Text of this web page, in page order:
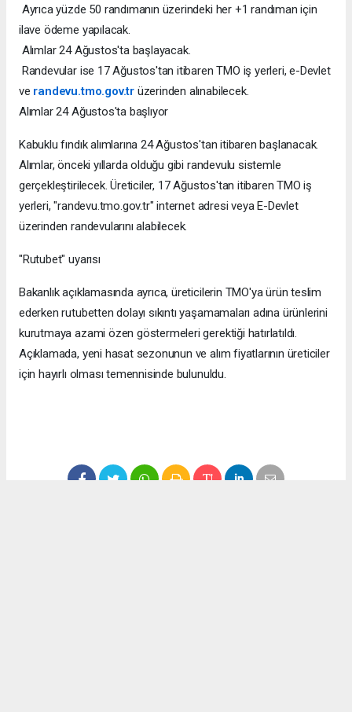
Ayrıca yüzde 50 randımanın üzerindeki her +1 randıman için
ilave ödeme yapılacak.
Alımlar 24 Ağustos'ta başlayacak.
Randevular ise 17 Ağustos'tan itibaren TMO iş yerleri, e-Devlet
ve randevu.tmo.gov.trüzerinden alınabilecek.
Alımlar 24 Ağustos'ta başlıyor
Kabuklu fındık alımlarına 24 Ağustos'tan itibaren başlanacak.
Alımlar, önceki yıllarda olduğu gibi randevulu sistemle
gerçekleştirilecek. Üreticiler, 17 Ağustos'tan itibaren TMO iş
yerleri, "randevu.tmo.gov.tr" internet adresi veya E-Devlet
üzerinden randevularını alabilecek.
"Rutubet" uyarısı
Bakanlık açıklamasında ayrıca, üreticilerin TMO'ya ürün teslim
ederken rutubetten dolayı sıkıntı yaşamamaları adına ürünlerini
kurutmaya azami özen göstermeleri gerektiği hatırlatıldı.
Açıklamada, yeni hasat sezonunun ve alım fiyatlarının üreticiler
için hayırlı olması temennisinde bulunuldu.